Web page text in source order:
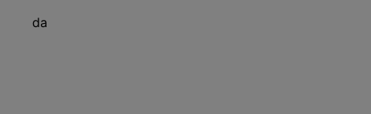
da